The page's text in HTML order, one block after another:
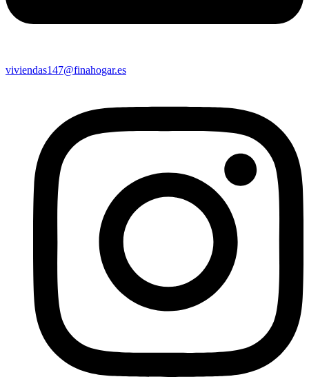
viviendas147@finahogar.es